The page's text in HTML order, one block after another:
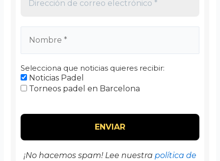
Selecciona que noticias quieres recibir:
Noticias Padel
Torneos padel en Barcelona
¡No hacemos spam! Lee nuestra política de